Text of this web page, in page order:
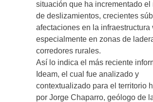
situación que ha incrementado el
de deslizamientos, crecientes
afectaciones en la infraestructura
especialmente en zonas de
corredores rurales.
Así lo indica el más reciente
Ideam, el cual fue analizado y
contextualizado para el territorio
por Jorge Chaparro, geólogo de